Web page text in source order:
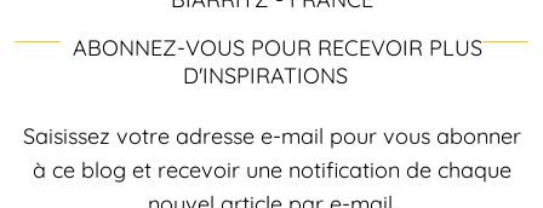
ABONNEZ-VOUS POUR RECEVOIR PLUS
D'INSPIRATIONS
Saisissez votre adresse e-mail pour vous abonner
à ce blog et recevoir une notification de chaque